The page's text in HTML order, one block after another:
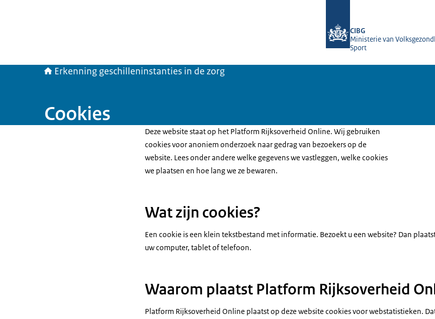
CIBG
Ministerie van
Sport
Erkenning geschilleninstanties in de zorg
Cookies
Deze website staat op het Platform Rijksoverheid Online. Wij gebruiken
cookies voor anoniem onderzoek naar gedrag van bezoekers op de
website. Lees onder andere welke gegevens we vastleggen, welke cookies
we plaatsen en hoe lang we ze bewaren.
Wat zijn cookies?
Een cookie is een klein tekstbestand met informatie. Bezoekt u een website? Dan
uw computer, tablet of telefoon.
Waarom plaatst Platform Rijksoverheid
Platform Rijksoverheid Online plaatst op deze website cookies voor webstatistieken.